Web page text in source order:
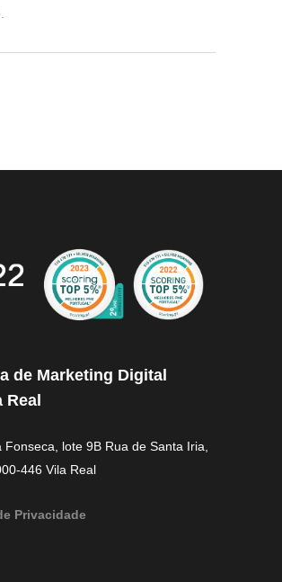
de Marketing Digital
Real
Fonseca, lote 9B Rua de Santa Iria,
446 Vila Real
Privacidade